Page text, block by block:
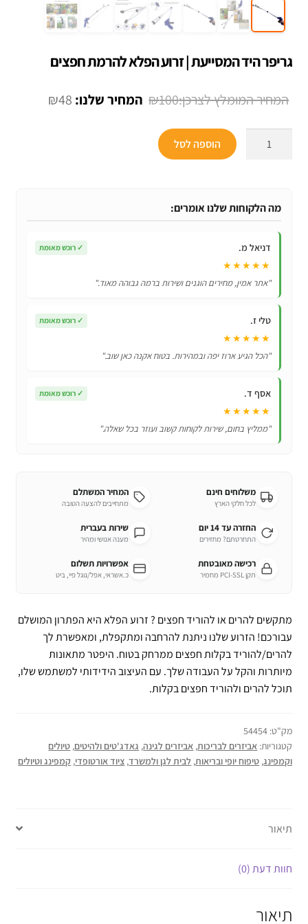
גריפר היד המסייעת | זרוע הפלא להרמת חפצים
₪100
המחיר
₪48 המחיר
המסייעת
זרוע
חפצים
הוספה לסל
מה הלקוחות שלנו אומרים:
דניאל מ. ✓ רוכש מאומת
★★★★★
"אתר אמין, מחירים הוגנים ושירות ברמה גבוהה מאוד."
טלי ז. ✓ רוכש מאומת
★★★★★
"הכל הגיע ארוז יפה ובמהירות. בטוח אקנה כאן שוב."
אסף ד. ✓ רוכש מאומת
★★★★★
"ממליץ בחום, שירות לקוחות קשוב ועוזר בכל שאלה."
משלוחים חינם
לכל חלקי הארץ
המחיר המשתלם
מתחייבים להצעה הטובה
החזרה עד 14 יום
התחרטתם? מחזירים
שירות בעברית
מענה אנושי ומהיר
רכישה מאובטחת
תקן PCI-SSL מחמיר
אפשרויות תשלום
כ.אשראי, אפל/גוגל פיי, ביט
מתקשים להרים או להוריד חפצים ? זרוע הפלא היא הפתרון המושלם
עבורכם! הזרוע שלנו ניתנת להרחבה ומתקפלת, ומאפשרת לך
להרים/להוריד בקלות חפצים ממרחק בטוח. היפטר מתאונות
מיותרות והקל על העבודה שלך. עם העיצוב הידידותי למשתמש שלו,
תוכל להרים ולהוריד חפצים בקלות.
מק"ט: 54454
קטגוריות: אביזרים לבריכות, אביזרים לגינה, גאדג'טים ולהיטים, טיולים
וקמפינג, טיפוח יופי ובריאות, לבית לגן ולמשרד, ציוד אורטופדי, קמפינג וטיולים
תיאור
חוות דעת (0)
תיאור